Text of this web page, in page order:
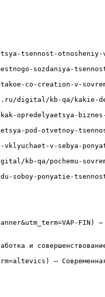
tsennost-
sozdaniya-
co-creation-v-
digital/kb-qa/kakie-
opredelyaetsya-
pod-otvetnoy-
v-sebya-
kb-qa/pochemu-
soboy-ponyatie-
FIN) —
и
— Современная